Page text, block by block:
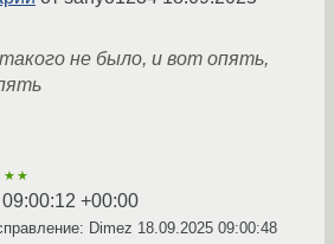
не было, и вот опять,
+00:00
Dimez 18.09.2025 09:00:48